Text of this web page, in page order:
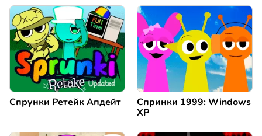
Спрунки Ретейк Апдейт
Спринки 1999: Windows
XP